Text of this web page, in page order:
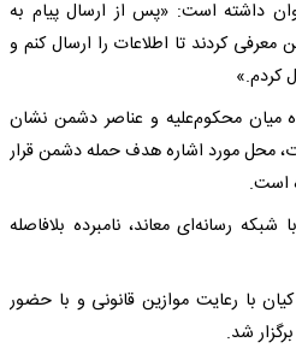
داشته است: «پس از ارسال پیام به
معرفی کردند تا اطلاعات را ارسال کنم و
کردم.»
میان محکوم‌علیه و عناصر دشمن نشان
محل مورد اشاره هدف حمله دشمن قرار
است.
رسانه‌ای معاند، نامبرده بلافاصله
با رعایت موازین قانونی و با حضور
شد.